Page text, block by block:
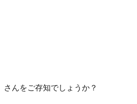
さんをご存知でしょうか？